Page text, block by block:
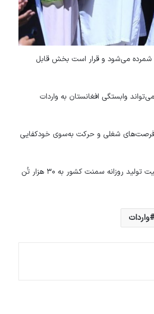
صنعتی کشور شمرده می‌شود و قرار است بخش قابل
وابستگی افغانستان به واردات
فرصت‌های شغلی و حرکت به‌سوی خودکفایی
آنان همچنین اعلام کردند که با بهره‌برداری از مجموع ۹ کارخانه تولید سمنت در افغانستان، ظرفیت تولید روزانه سمنت کشور به ۳۰ هزار تُن
واردات